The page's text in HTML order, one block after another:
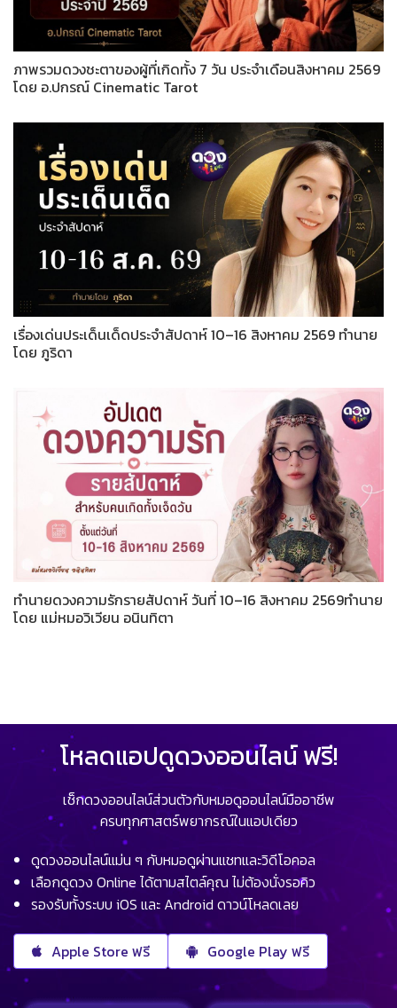
ภาพรวมดวงชะตาของผู้ที่เกิดทั้ง 7 วัน ประจำเดือนสิงหาคม 2569
โดย อ.ปกรณ์ Cinematic Tarot
เรื่องเด่นประเด็นเด็ดประจำสัปดาห์ 10–16 สิงหาคม 2569 ทำนาย
โดย ภูริดา
ทำนายดวงความรักรายสัปดาห์ วันที่ 10–16 สิงหาคม 2569ทำนาย
โดย แม่หมอวิเวียน อนินทิตา
โหลดแอปดูดวงออนไลน์ ฟรี!
เช็กดวงออนไลน์ส่วนตัวกับหมอดูออนไลน์มืออาชีพ
ครบทุกศาสตร์พยากรณ์ในแอปเดียว
ดูดวงออนไลน์แม่น ๆ กับหมอดูผ่านแชทและวิดีโอคอล
เลือกดูดวง Online ได้ตามสไตล์คุณ ไม่ต้องนั่งรอคิว
รองรับทั้งระบบ iOS และ Android ดาวน์โหลดเลย
Apple Store ฟรี Google Play ฟรี